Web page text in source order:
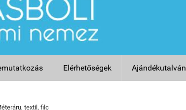
Elérhetőségek
textil, filc